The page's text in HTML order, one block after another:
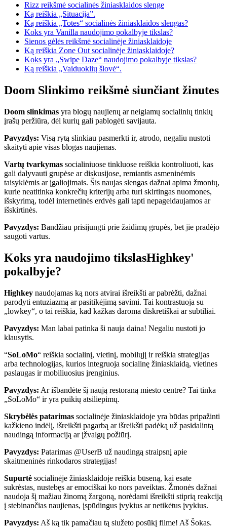
Rizz reikšmė socialinės žiniasklaidos slenge
Ką reiškia „Situacija”.
Ką reiškia „Totes“ socialinės žiniasklaidos slengas?
Koks yra Vanilla naudojimo pokalbyje tikslas?
Sienos gėlės reikšmė socialinėje žiniasklaidoje
Ką reiškia Zone Out socialinėje žiniasklaidoje?
Koks yra „Swipe Daze“ naudojimo pokalbyje tikslas?
Ką reiškia „Vaiduoklių šlovė“.
Doom Slinkimo reikšmė siunčiant žinutes
Doom slinkimas yra blogų naujienų ar neigiamų socialinių tinklų
įrašų peržiūra, dėl kurių gali pablogėti savijauta.
Pavyzdys: Visą rytą slinkiau pasmerkti ir, atrodo, negaliu nustoti
skaityti apie visas blogas naujienas.
Vartų tvarkymas socialiniuose tinkluose reiškia kontroliuoti, kas
gali dalyvauti grupėse ar diskusijose, remiantis asmeninėmis
taisyklėmis ar įgaliojimais. Šis naujas slengas dažnai apima žmonių,
kurie neatitinka konkrečių kriterijų arba turi skirtingas nuomones,
išskyrimą, todėl internetinės erdvės gali tapti nepageidaujamos ar
išskirtinės.
Pavyzdys: Bandžiau prisijungti prie žaidimų grupės, bet jie pradėjo
saugoti vartus.
Koks yra naudojimo tikslasHighkey'
pokalbyje?
Highkey naudojamas ką nors atvirai išreikšti ar pabrėžti, dažnai
parodyti entuziazmą ar pasitikėjimą savimi. Tai kontrastuoja su
„lowkey“, o tai reiškia, kad kažkas daroma diskretiškai ar subtiliai.
Pavyzdys: Man labai patinka ši nauja daina! Negaliu nustoti jo
klausytis.
“SoLoMo“ reiškia socialinį, vietinį, mobilųjį ir reiškia strategijas
arba technologijas, kurios integruoja socialinę žiniasklaidą, vietines
paslaugas ir mobiliuosius įrenginius.
Pavyzdys: Ar išbandėte šį naują restoraną miesto centre? Tai tinka
„SoLoMo“ ir yra puikių atsiliepimų.
Skrybėlės patarimas socialinėje žiniasklaidoje yra būdas pripažinti
kažkieno indėlį, išreikšti pagarbą ar išreikšti padėką už pasidalintą
naudingą informaciją ar įžvalgų požiūrį.
Pavyzdys: Patarimas @UserB už naudingą straipsnį apie
skaitmeninės rinkodaros strategijas!
Supurtė socialinėje žiniasklaidoje reiškia būseną, kai esate
sukrėstas, nustebęs ar emociškai ko nors paveiktas. Žmonės dažnai
naudoja šį mažiau žinomą žargoną, norėdami išreikšti stiprią reakciją
į stebinančias naujienas, įspūdingus įvykius ar netikėtus įvykius.
Pavyzdys: Aš ką tik pamačiau tą siužeto posūkį filme! Aš Šokas.